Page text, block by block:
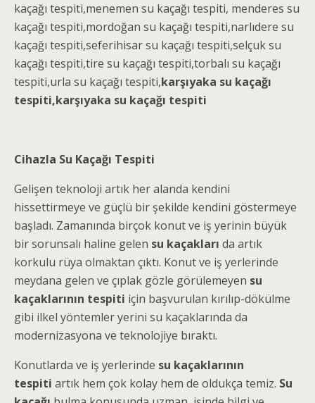
kaçağı tespiti,menemen su kaçağı tespiti, menderes su
kaçağı tespiti,mordoğan su kaçağı tespiti,narlıdere su
kaçağı tespiti,seferihisarsu kaçağı tespiti,selçuksu
kaçağı tespiti,tire su kaçağı tespiti,torbalı su kaçağı
tespiti,urla su kaçağı tespiti,karşıyaka su kaçağı
tespiti,karşıyaka su kaçağı tespiti
Cihazla Su Kaçağı Tespiti
Gelişen teknoloji artık her alanda kendini
hissettirmeye ve güçlü bir şekilde kendini göstermeye
başladı. Zamanında birçok konut ve iş yerinin büyük
bir sorunsalı haline gelen su kaçakları da artık
korkulu rüya olmaktan çıktı. Konut ve iş yerlerinde
meydana gelen ve çıplak gözle görülemeyen su
kaçaklarının tespiti için başvurulan kırılıp-dökülme
gibi ilkel yöntemler yerini su kaçaklarında da
modernizasyona ve teknolojiye bıraktı.
Konutlarda ve iş yerlerinde su kaçaklarının
tespiti artık hem çok kolay hem de oldukça temiz. Su